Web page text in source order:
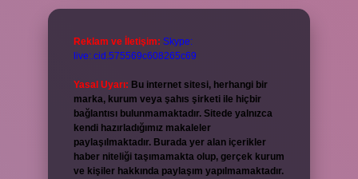
Reklam ve İletişim: Skype:
live:.cid.575569c608265c69
Yasal Uyarı: Bu internet sitesi, herhangi bir
marka, kurum veya şahıs şirketi ile hiçbir
bağlantısı bulunmamaktadır. Sitede yalnızca
kendi hazırladığımız makaleler
paylaşılmaktadır. Burada yer alan içerikler
haber niteliği taşımamakta olup, gerçek kurum
ve kişiler hakkında paylaşım yapılmamaktadır.